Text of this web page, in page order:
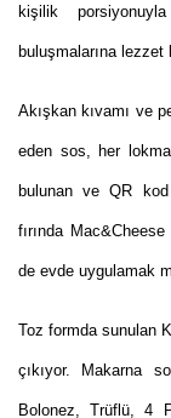
kişilik
buluşmalarına lezzet
Akışkan kıvamı ve
eden sos, her
bulunan ve QR
fırında
de evde uygulamak
Toz formda sunulan
çıkıyor. Makarna
Bolonez, Trüflü, 4